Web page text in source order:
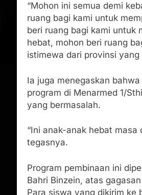
“Mohon ini semua demi
ruang bagi kami untuk
beri ruang bagi kami untuk
hebat, mohon beri ruang
istimewa dari provinsi yang
Ia juga menegaskan
program di Menarmed 1/
yang bermasalah.
“Ini anak-anak hebat masa
tegasnya.
Program pembinaan ini
Bahri Binzein, atas
Para siswa yang dikirim ke